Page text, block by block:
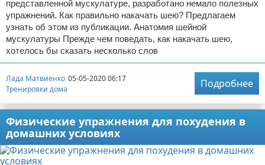
представленной мускулатуре, разработано немало полезных
упражнений. Как правильно накачать шею? Предлагаем
узнать об этом из публикации. Анатомия шейной
мускулатуры Прежде чем поведать, как накачать шею,
хотелось бы сказать несколько слов
Лада Матвиенко 05-05-2020 06:17
Тренировки дома
Подробнее
Физические упражнения для похудения в
домашних условиях